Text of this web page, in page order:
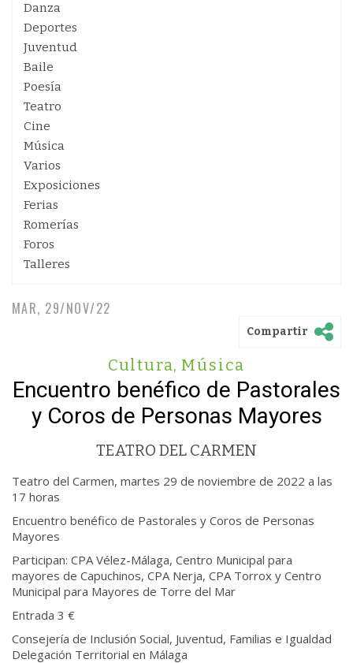
Danza
Deportes
Juventud
Baile
Poesía
Teatro
Cine
Música
Varios
Exposiciones
Ferias
Romerías
Foros
Talleres
MAR, 29/NOV/22
Compartir
Cultura, Música
Encuentro benéfico de Pastorales
y Coros de Personas Mayores
TEATRO DEL CARMEN
Teatro del Carmen, martes 29 de noviembre de 2022 a las
17 horas
Encuentro benéfico de Pastorales y Coros de Personas
Mayores
Participan: CPA Vélez-Málaga, Centro Municipal para
mayores de Capuchinos, CPA Nerja, CPA Torrox y Centro
Municipal para Mayores de Torre del Mar
Entrada 3 €
Consejería de Inclusión Social, Juventud, Familias e Igualdad
Delegación Territorial en Málaga